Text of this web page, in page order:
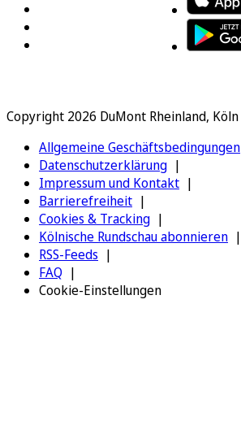
Copyright 2026 DuMont Rheinland, Köln
Allgemeine Geschäftsbedingungen
Datenschutzerklärung
Impressum und Kontakt
Barrierefreiheit
Cookies & Tracking
Kölnische Rundschau abonnieren
RSS-Feeds
FAQ
Cookie-Einstellungen